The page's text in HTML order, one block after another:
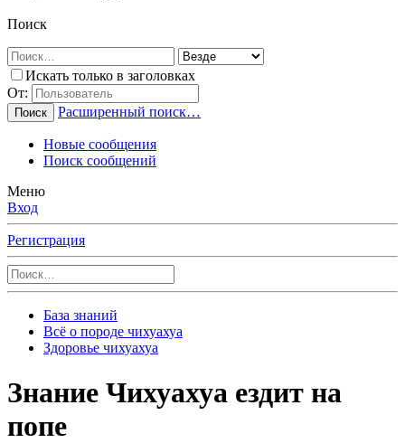
Поиск
Искать только в заголовках
От:
Поиск Расширенный поиск…
Новые сообщения
Поиск сообщений
Меню
Вход
Регистрация
База знаний
Всё о породе чихуахуа
Здоровье чихуахуа
Знание Чихуахуа ездит на
попе